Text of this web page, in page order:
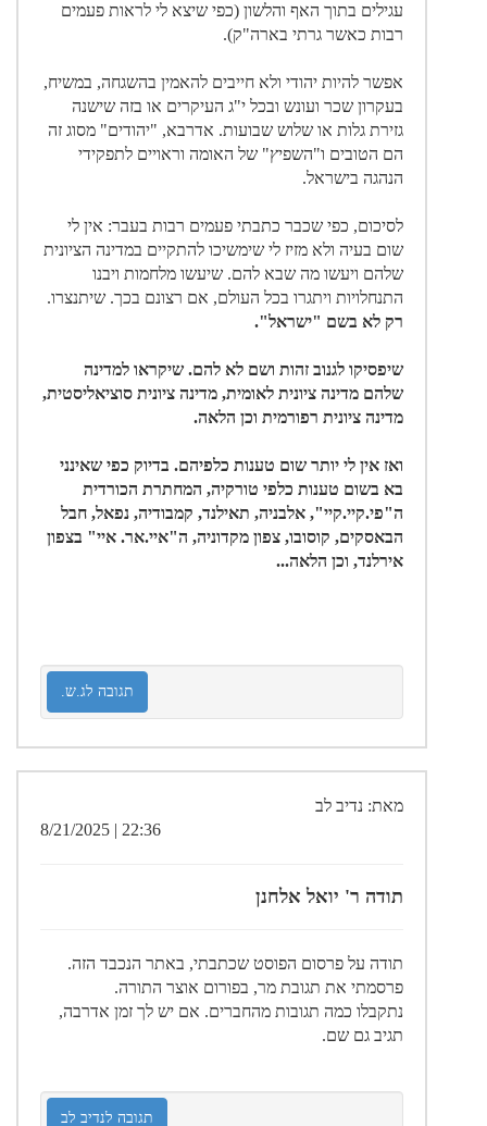
עגילים בתוך האף והלשון (כפי שיצא לי לראות פעמים
רבות כאשר גרתי בארה"ק).
אפשר להיות יהודי ולא חייבים להאמין בהשגחה, במשיח,
בעקרון שכר ועונש ובכל י"ג העיקרים או בזה שישנה
גזירת גלות או שלוש שבועות. אדרבא, "יהודים" מסוג זה
הם הטובים ו"השפיץ" של האומה וראויים לתפקידי
הנהגה בישראל.
לסיכום, כפי שכבר כתבתי פעמים רבות בעבר: אין לי
שום בעיה ולא מזיז לי שימשיכו להתקיים במדינה הציונית
שלהם ויעשו מה שבא להם. שיעשו מלחמות ויבנו
התנחלויות ויתגרו בכל העולם, אם רצונם בכך. שיתנצרו.
רק לא בשם "ישראל".
שיפסיקו לגנוב זהות ושם לא להם. שיקראו למדינה
שלהם מדינה ציונית לאומית, מדינה ציונית סוציאליסטית,
מדינה ציונית רפורמית וכן הלאה.
ואז אין לי יותר שום טענות כלפיהם. בדיוק כפי שאינני
בא בשום טענות כלפי טורקיה, המחתרת הכורדית
ה"פי.קיי.קיי", אלבניה, תאילנד, קמבודיה, נפאל, חבל
הבאסקים, קוסובו, צפון מקדוניה, ה"איי.אר. איי" בצפון
אירלנד, וכן הלאה...
תגובה לג.ש.
מאת: נדיב לב
22:36 | 8/21/2025
תודה ר' יואל אלחנן
תודה על פרסום הפוסט שכתבתי, באתר הנכבד הזה.
פרסמתי את תגובת מר, בפורום אוצר התורה.
נתקבלו כמה תגובות מהחברים. אם יש לך זמן אדרבה,
תגיב גם שם.
תגובה לנדיב לב